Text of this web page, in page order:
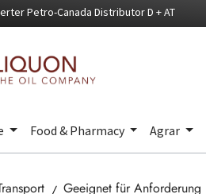
Petro-Canada Distributor D + AT
Food & Pharmacy Agrar
Geeignet für Anforderung